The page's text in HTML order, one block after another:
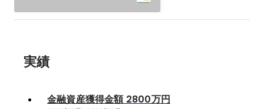
実績
金融資産獲得金額 2800万円